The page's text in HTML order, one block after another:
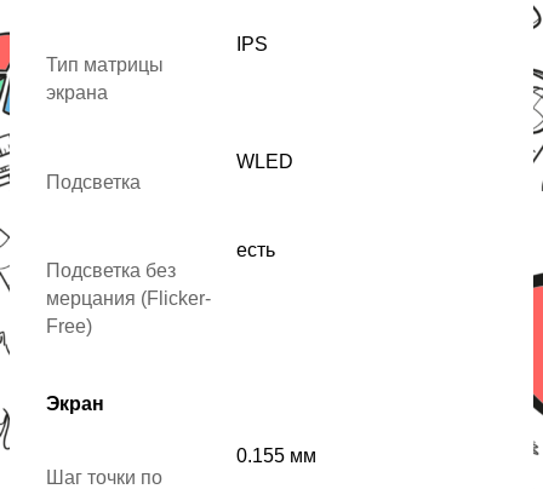
Тип матрицы
экрана
IPS
Подсветка
WLED
Подсветка без
мерцания (Flicker-
Free)
есть
Экран
Шаг точки по
0.155 мм